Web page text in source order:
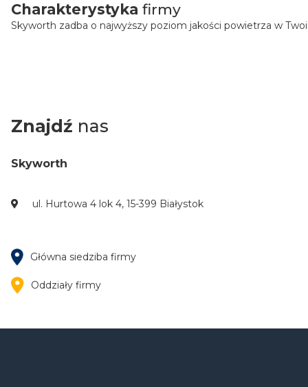
Charakterystyka firmy
Skyworth zadba o najwyższy poziom jakości powietrza w
Znajdź nas
Skyworth
ul. Hurtowa 4 lok 4, 15-399 Białystok
Główna siedziba firmy
Oddziały firmy